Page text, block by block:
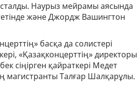
Наурыз мейрамы аясында
және Джордж Вашингтон
басқа да солистері
«Қазақконцерттің» директоры
сіңірген қайраткері Медет
магистранты Талғар Шалқарұлы.